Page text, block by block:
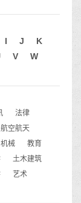
I J
K
V
W
法律
航空航天
机械
教育
土木建筑
艺术